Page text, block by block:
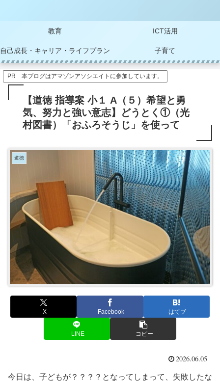
教育 ICT活用
自己成長・キャリア・ライフプラン 子育て
PR 本ブログはアマゾンアソシエイトに参加しています。
【道徳 指導案 小１ A（５）希望と勇
気、努力と強い意志】どうとく①（光
村図書）「おふろそうじ」を使って
道徳
X Facebook はてブ
LINE コピー
2026.06.05
今日は、子どもが？？？？となってしまって、失敗したな